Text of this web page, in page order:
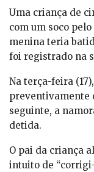
Uma criança de
com um soco
menina teria
foi registrado na
Na terça-feira
preventivamente
seguinte, a
detida.
O pai da criança
intuito de